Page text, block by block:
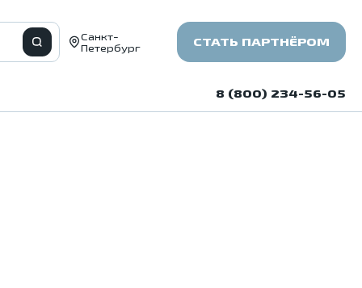
Санкт-
Петербург
СТАТЬ ПАРТНЁРОМ
8 (800) 234-56-05